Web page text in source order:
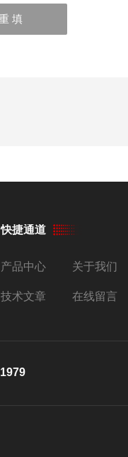
快捷通道
产品中心 关于我们
技术文章 在线留言